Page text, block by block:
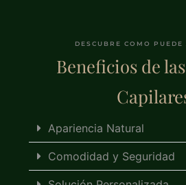
DESCUBRE COMO PUEDE
Beneficios de
Apariencia Natural
Comodidad y Seguridad